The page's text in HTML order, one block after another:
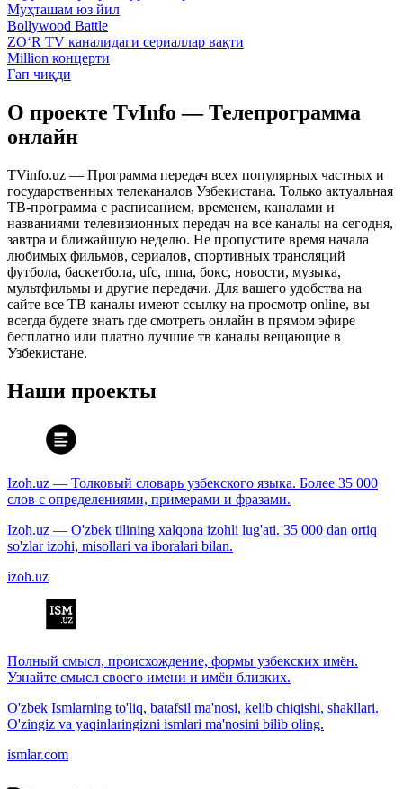
Муҳташам юз йил
Bollywood Battle
ZO‘R TV каналидаги сериаллар вақти
Million концерти
Гап чиқди
О проекте TvInfo — Телепрограмма
онлайн
TVinfo.uz — Программа передач всех популярных частных и
государственных телеканалов Узбекистана. Только актуальная
ТВ-программа с расписанием, временем, каналами и
названиями телевизионных передач на все каналы на сегодня,
завтра и ближайшую неделю. Не пропустите время начала
любимых фильмов, сериалов, спортивных трансляций
футбола, баскетбола, ufc, mma, бокс, новости, музыка,
мультфильмы и другие передачи. Для вашего удобства на
сайте все ТВ каналы имеют ссылку на просмотр online, вы
всегда будете знать где смотреть онлайн в прямом эфире
бесплатно или платно лучшие тв каналы вещающие в
Узбекистане.
Наши проекты
Izoh.uz — Толковый словарь узбекского языка. Более 35 000
слов с определениями, примерами и фразами.
Izoh.uz — O'zbek tilining xalqona izohli lug'ati. 35 000 dan ortiq
so'zlar izohi, misollari va iboralari bilan.
izoh.uz
Полный смысл, происхождение, формы узбекских имён.
Узнайте смысл своего имени и имён близких.
O'zbek Ismlarning to'liq, batafsil ma'nosi, kelib chiqishi, shakllari.
O'zingiz va yaqinlaringizni ismlari ma'nosini bilib oling.
ismlar.com